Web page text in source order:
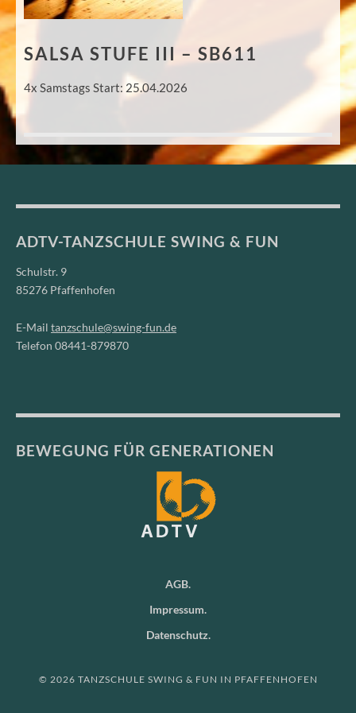
SALSA STUFE III – SB611
4x Samstags Start: 25.04.2026
ADTV-TANZSCHULE SWING & FUN
Schulstr. 9
85276 Pfaffenhofen
E-Mail tanzschule@swing-fun.de
Telefon 08441-879870
BEWEGUNG FÜR GENERATIONEN
AGB
Impressum
Datenschutz
© 2026 TANZSCHULE SWING & FUN IN PFAFFENHOFEN